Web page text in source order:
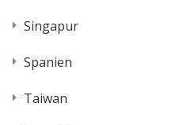
Singapur
Spanien
Taiwan